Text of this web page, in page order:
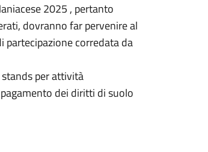
2025 , pertanto
dovranno far pervenire al
corredata da
per attività
dei diritti di suolo